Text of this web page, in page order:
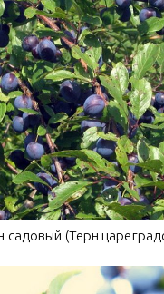
садовый (Терн